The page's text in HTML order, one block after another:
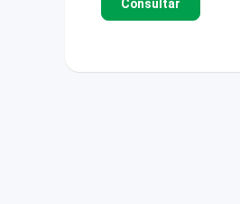
Consultar